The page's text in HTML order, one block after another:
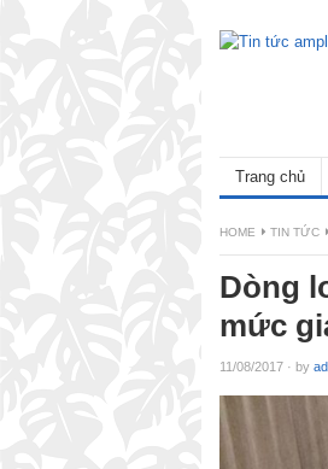
Trang chủ
HOME TIN TỨC
Dòng
mức
11/08/2017 · by